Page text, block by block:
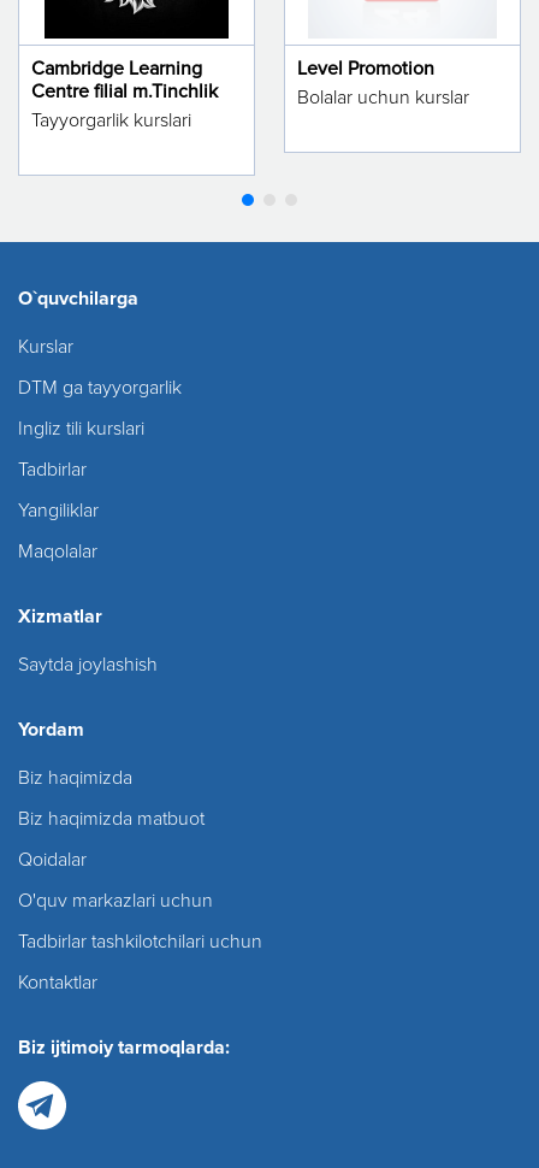
Cambridge Learning
Centre filial m.Tinchlik
Tayyorgarlik kurslari
Level Promotion
Bolalar uchun kurslar
O`quvchilarga
Kurslar
DTM ga tayyorgarlik
Ingliz tili kurslari
Tadbirlar
Yangiliklar
Maqolalar
Xizmatlar
Saytda joylashish
Yordam
Biz haqimizda
Biz haqimizda matbuot
Qoidalar
O'quv markazlari uchun
Tadbirlar tashkilotchilari uchun
Kontaktlar
Biz ijtimoiy tarmoqlarda: